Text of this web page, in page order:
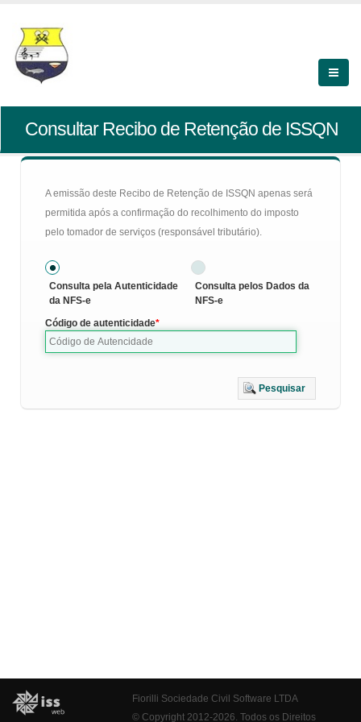
Consultar Recibo de Retenção de ISSQN
A emissão deste Recibo de Retenção de ISSQN apenas será
permitida após a confirmação do recolhimento do imposto
pelo tomador de serviços (responsável tributário).
Consulta pela Autenticidade
da NFS-e
Consulta pelos Dados da
NFS-e
Código de autenticidade
Pesquisar
Fiorilli Sociedade Civil Software LTDA
© Copyright 2012-2026. Todos os Direitos